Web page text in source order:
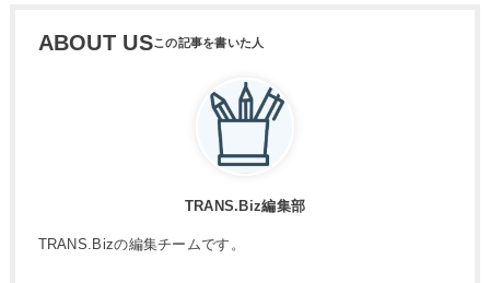
ABOUT US
TRANS.Biz編集部
TRANS.Bizの編集チームです。